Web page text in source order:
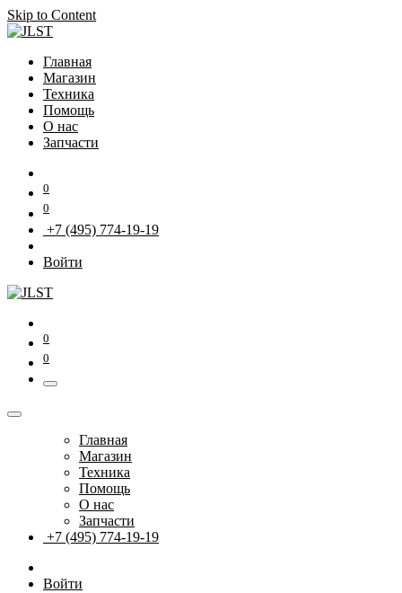
Skip to Content
Главная
Магазин
Техника
Помощь
О нас
Запчасти
0
0
+7 (495) 774-19-19
Войти
0
0
Главная
Магазин
Техника
Помощь
О нас
Запчасти
+7 (495) 774-19-19
Войти